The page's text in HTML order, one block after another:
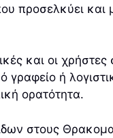
προσελκύει και
και οι
ή
ορατότητα.
στους